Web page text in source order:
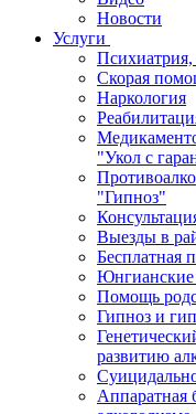
Новости
Услуги
Психиатрия,
Скорая
Наркология
"Укол с
"Гипноз"
Выезды в
Бесплатная
Юнгианские
Помощь
Гипноз и
развитию
Аппаратная